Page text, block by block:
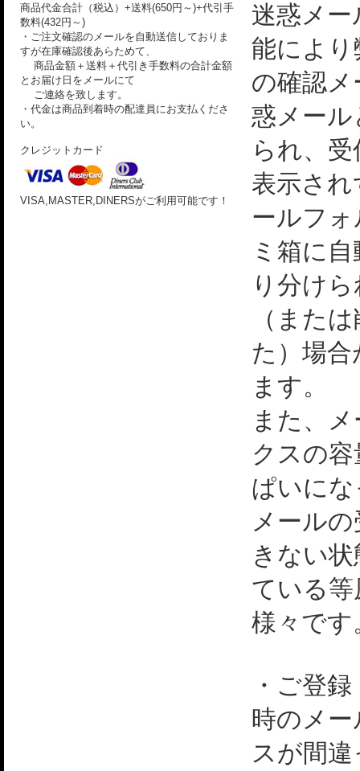
商品代金合計（税込）+送料(650円～)+代引手
数料(432円～)
・ご注文確認のメールを自動送信しておりま
すが在庫確認後あらためて、
商品金額＋送料＋代引き手数料の合計金額
とお届け日をメールにて
ご連絡を致します。
・代金は商品到着時の配達員にお支払くださ
い。
クレジットカード
VISA,MASTER,DINERSがご利用可能です！
迷惑メー
能によ
の確認
惑メー
られ、
表示さ
ールフ
ミ箱に
り分け
（また
た）場
ます。
また、
クスの
ぱいに
メール
きない
ている
様々です
・ご登
時のメ
スが間